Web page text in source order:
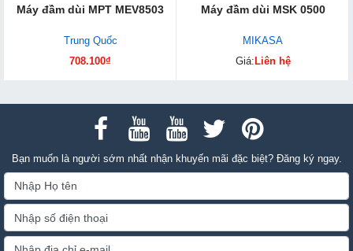
Máy đầm dùi MPT MEV8503
Trung Quốc
708.100₫
Máy đầm dùi MSK 0500
MIKASA
Giá: Liên hệ
Bạn muốn là người sớm nhất nhận khuyến mãi đặc biệt? Đăng ký ngay.